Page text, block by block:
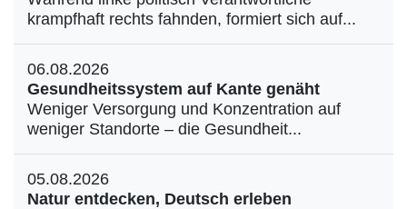
krampfhaft rechts fahnden, formiert sich auf...
06.08.2026
Gesundheitssystem auf Kante genäht
Weniger Versorgung und Konzentration auf
weniger Standorte – die Gesundheit...
05.08.2026
Natur entdecken, Deutsch erleben